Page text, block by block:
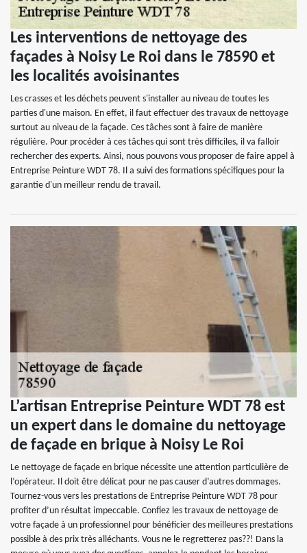
Les interventions de nettoyage des
façades à Noisy Le Roi dans le 78590 et
les localités avoisinantes
Les crasses et les déchets peuvent s'installer au niveau de toutes les
parties d'une maison. En effet, il faut effectuer des travaux de nettoyage
surtout au niveau de la façade. Ces tâches sont à faire de manière
régulière. Pour procéder à ces tâches qui sont très difficiles, il va falloir
rechercher des experts. Ainsi, nous pouvons vous proposer de faire appel à
Entreprise Peinture WDT 78. Il a suivi des formations spécifiques pour la
garantie d'un meilleur rendu de travail.
L’artisan Entreprise Peinture WDT 78 est
un expert dans le domaine du nettoyage
de façade en brique à Noisy Le Roi
Le nettoyage de façade en brique nécessite une attention particulière de
l’opérateur. Il doit être délicat pour ne pas causer d’autres dommages.
Tournez-vous vers les prestations de Entreprise Peinture WDT 78 pour
profiter d’un résultat impeccable. Confiez les travaux de nettoyage de
votre façade à un professionnel pour bénéficier des meilleures prestations
possible à des prix très alléchants. Vous ne le regretterez pas??! Dans la